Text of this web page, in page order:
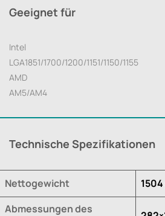
Geeignet für
Intel
LGA1851/1700/1200/1151/1150/1155
AMD
AM5/AM4
Technische Spezifikationen
Nettogewicht
1504
Abmessungen des